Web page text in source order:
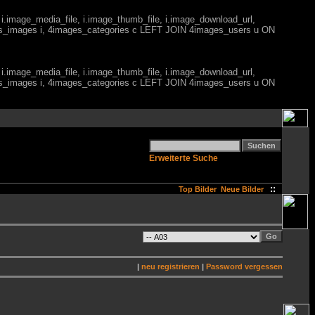
i.image_thumb_file, i.image_download_url,
i, 4images_categories c LEFT JOIN 4images_users u ON
i.image_thumb_file, i.image_download_url,
i, 4images_categories c LEFT JOIN 4images_users u ON
Erweiterte Suche
Top Bilder Neue Bilder ::
| neu registrieren | Password vergessen